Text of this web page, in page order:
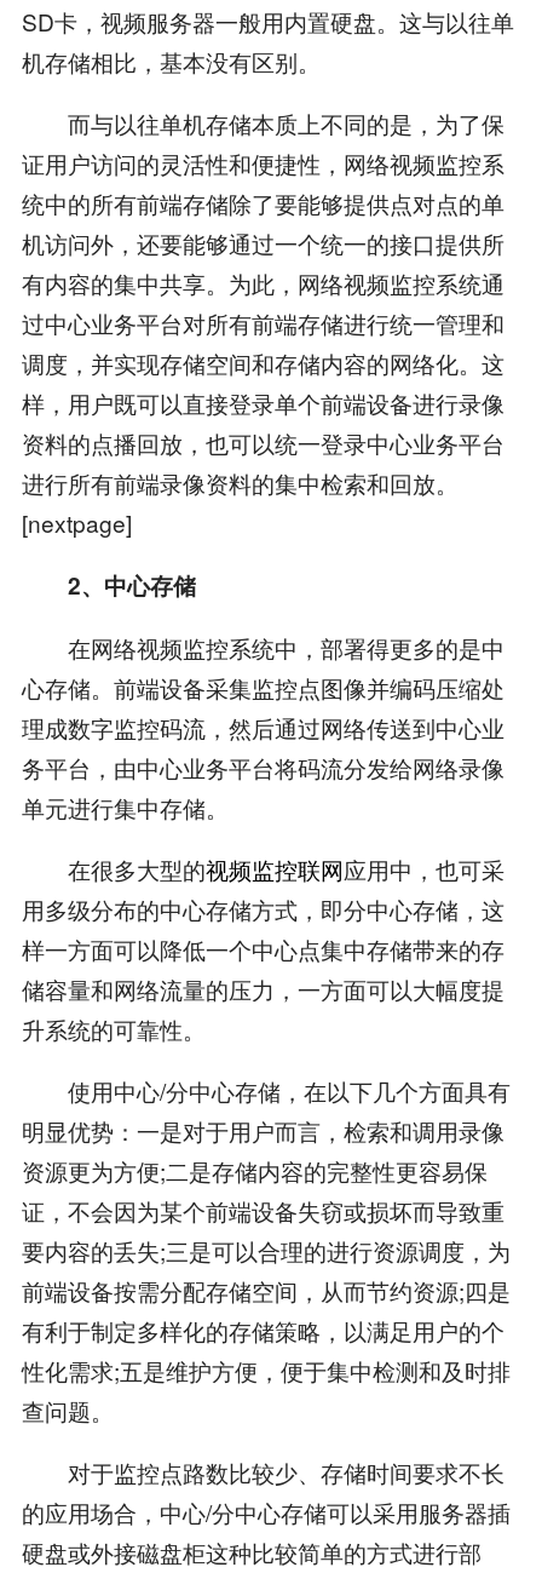
SD卡，视频服务器一般用内置硬盘。这与以往单
机存储相比，基本没有区别。
而与以往单机存储本质上不同的是，为了保
证用户访问的灵活性和便捷性，网络视频监控系
统中的所有前端存储除了要能够提供点对点的单
机访问外，还要能够通过一个统一的接口提供所
有内容的集中共享。为此，网络视频监控系统通
过中心业务平台对所有前端存储进行统一管理和
调度，并实现存储空间和存储内容的网络化。这
样，用户既可以直接登录单个前端设备进行录像
资料的点播回放，也可以统一登录中心业务平台
进行所有前端录像资料的集中检索和回放。
[nextpage]
2、中心存储
在网络视频监控系统中，部署得更多的是中
心存储。前端设备采集监控点图像并编码压缩处
理成数字监控码流，然后通过网络传送到中心业
务平台，由中心业务平台将码流分发给网络录像
单元进行集中存储。
在很多大型的视频监控联网应用中，也可采
用多级分布的中心存储方式，即分中心存储，这
样一方面可以降低一个中心点集中存储带来的存
储容量和网络流量的压力，一方面可以大幅度提
升系统的可靠性。
使用中心/分中心存储，在以下几个方面具有
明显优势：一是对于用户而言，检索和调用录像
资源更为方便;二是存储内容的完整性更容易保
证，不会因为某个前端设备失窃或损坏而导致重
要内容的丢失;三是可以合理的进行资源调度，为
前端设备按需分配存储空间，从而节约资源;四是
有利于制定多样化的存储策略，以满足用户的个
性化需求;五是维护方便，便于集中检测和及时排
查问题。
对于监控点路数比较少、存储时间要求不长
的应用场合，中心/分中心存储可以采用服务器插
硬盘或外接磁盘柜这种比较简单的方式进行部